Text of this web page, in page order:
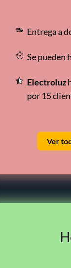
Entrega a
Se pueden
Electroluz
por 15
Ver